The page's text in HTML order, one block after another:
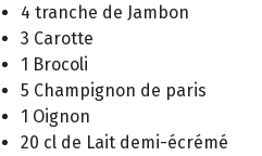
4 tranche de Jambon
3 Carotte
1 Brocoli
5 Champignon de paris
1 Oignon
20 cl de Lait demi-écrémé